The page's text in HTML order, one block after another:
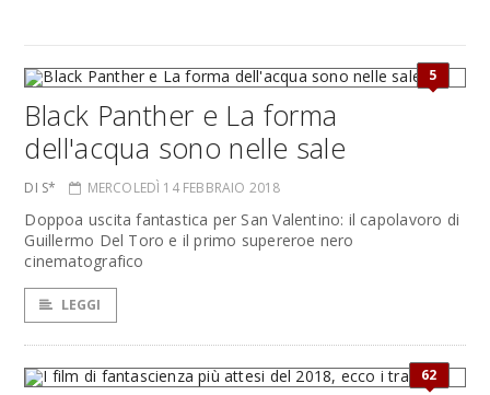
5
Black Panther e La forma
dell'acqua sono nelle sale
DI S* MERCOLEDÌ 14 FEBBRAIO 2018
Doppoa uscita fantastica per San Valentino: il capolavoro di
Guillermo Del Toro e il primo supereroe nero
cinematografico
LEGGI
62